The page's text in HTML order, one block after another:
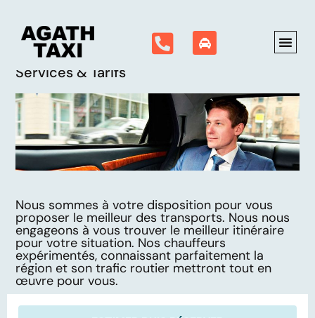
Services & Tarifs
Nous sommes à votre disposition pour vous
proposer le meilleur des transports. Nous nous
engageons à vous trouver le meilleur itinéraire
pour votre situation. Nos chauffeurs
expérimentés, connaissant parfaitement la
région et son trafic routier mettront tout en
œuvre pour vous.